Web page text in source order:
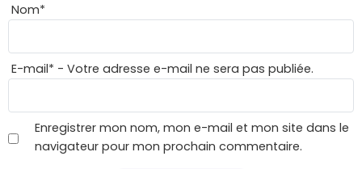
Nom*
E-mail* - Votre adresse e-mail ne sera pas publiée.
Enregistrer mon nom, mon e-mail et mon site dans le
navigateur pour mon prochain commentaire.